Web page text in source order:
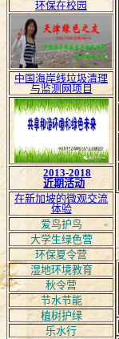
环保在校园
中国海岸线垃圾清理
与监测网项目
2013-2018
近期活动
在新加坡的微观交流
体验
爱鸟护鸟
大学生绿色营
环保夏令营
湿地环境教育
秋令营
节水节能
植树护绿
乐水行